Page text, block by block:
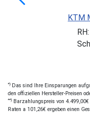
KTM
*) Das sind Ihre Einsparungen
den offiziellen Hersteller-Preisen
**) Barzahlungspreis von
Raten a 101,26€ ergeben einen